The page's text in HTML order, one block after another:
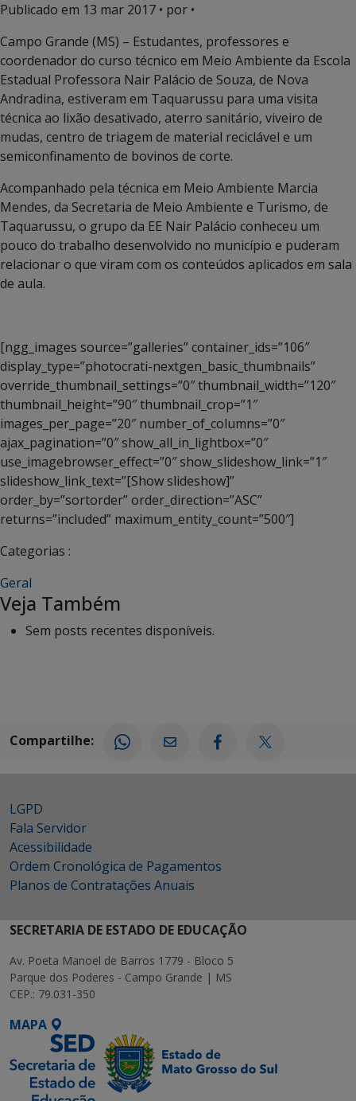
Publicado em 13 mar 2017 • por •
Campo Grande (MS) – Estudantes, professores e
coordenador do curso técnico em Meio Ambiente da Escola
Estadual Professora Nair Palácio de Souza, de Nova
Andradina, estiveram em Taquarussu para uma visita
técnica ao lixão desativado, aterro sanitário, viveiro de
mudas, centro de triagem de material reciclável e um
semiconfinamento de bovinos de corte.
Acompanhado pela técnica em Meio Ambiente Marcia
Mendes, da Secretaria de Meio Ambiente e Turismo, de
Taquarussu, o grupo da EE Nair Palácio conheceu um
pouco do trabalho desenvolvido no município e puderam
relacionar o que viram com os conteúdos aplicados em sala
de aula.
[ngg_images source=”galleries” container_ids=”106″
display_type=”photocrati-nextgen_basic_thumbnails”
override_thumbnail_settings=”0″ thumbnail_width=”120″
thumbnail_height=”90″ thumbnail_crop=”1″
images_per_page=”20″ number_of_columns=”0″
ajax_pagination=”0″ show_all_in_lightbox=”0″
use_imagebrowser_effect=”0″ show_slideshow_link=”1″
slideshow_link_text=”[Show slideshow]”
order_by=”sortorder” order_direction=”ASC”
returns=”included” maximum_entity_count=”500″]
Categorias :
Geral
Veja Também
Sem posts recentes disponíveis.
Compartilhe:
LGPD
Fala Servidor
Acessibilidade
Ordem Cronológica de Pagamentos
Planos de Contratações Anuais
SECRETARIA DE ESTADO DE EDUCAÇÃO
Av. Poeta Manoel de Barros 1779 - Bloco 5
Parque dos Poderes - Campo Grande | MS
CEP.: 79.031-350
MAPA